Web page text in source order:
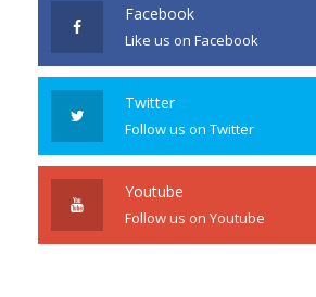
Facebook
Like us on Facebook
Twitter
Follow us on Twitter
Youtube
Follow us on Youtube